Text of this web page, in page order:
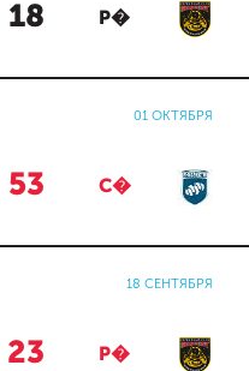
18 Р�
01 ОКТЯБРЯ
53 С�
18 СЕНТЯБРЯ
23 Р�